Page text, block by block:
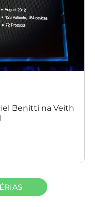
Benitti na Veith